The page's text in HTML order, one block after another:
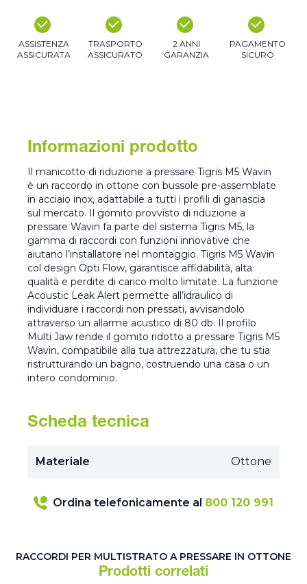
ASSISTENZA
ASSICURATA
TRASPORTO
ASSICURATO
2 ANNI
GARANZIA
PAGAMENTO
SICURO
Informazioni prodotto
Il manicotto di riduzione a pressare Tigris M5 Wavin
è un raccordo in ottone con bussole pre-assemblate
in acciaio inox, adattabile a tutti i profili di ganascia
sul mercato. Il gomito provvisto di riduzione a
pressare Wavin fa parte del sistema Tigris M5, la
gamma di raccordi con funzioni innovative che
aiutano l’installatore nel montaggio. Tigris M5 Wavin
col design Opti Flow, garantisce affidabilità, alta
qualità e perdite di carico molto limitate. La funzione
Acoustic Leak Alert permette all’idraulico di
individuare i raccordi non pressati, avvisandolo
attraverso un allarme acustico di 80 db. Il profilo
Multi Jaw rende il gomito ridotto a pressare Tigris M5
Wavin, compatibile alla tua attrezzatura, che tu stia
ristrutturando un bagno, costruendo una casa o un
intero condominio.
Scheda tecnica
Materiale Ottone
Ordina telefonicamente al 800 120 991
RACCORDI PER MULTISTRATO A PRESSARE IN OTTONE
Prodotti correlati